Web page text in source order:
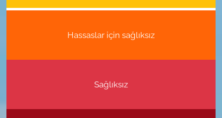
Hassaslar için sağlıksız
Sağlıksız